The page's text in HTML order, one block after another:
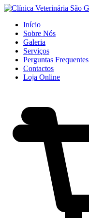
Início
Sobre Nós
Galeria
Serviços
Perguntas Frequentes
Contactos
Loja Online